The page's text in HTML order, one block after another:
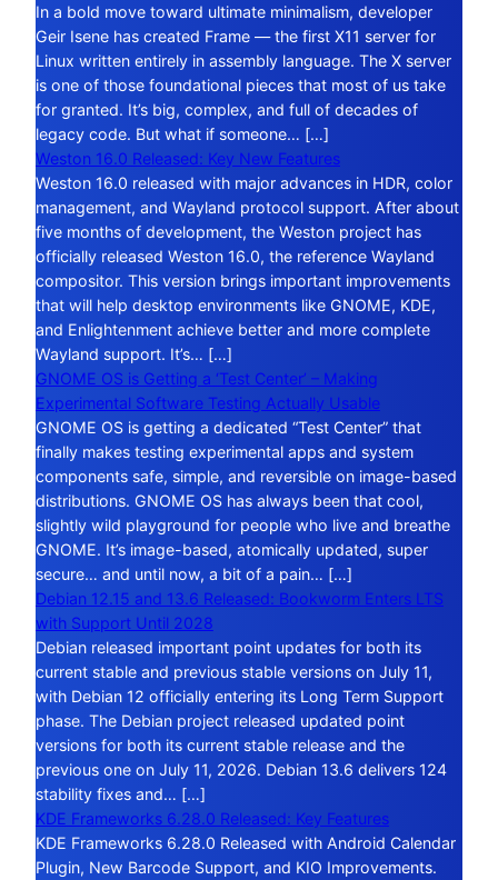
In a bold move toward ultimate minimalism, developer
Geir Isene has created Frame — the first X11 server for
Linux written entirely in assembly language. The X server
is one of those foundational pieces that most of us take
for granted. It’s big, complex, and full of decades of
legacy code. But what if someone… […]
Weston 16.0 Released: Key New Features
Weston 16.0 released with major advances in HDR, color
management, and Wayland protocol support. After about
five months of development, the Weston project has
officially released Weston 16.0, the reference Wayland
compositor. This version brings important improvements
that will help desktop environments like GNOME, KDE,
and Enlightenment achieve better and more complete
Wayland support. It’s… […]
GNOME OS is Getting a ‘Test Center’ – Making
Experimental Software Testing Actually Usable
GNOME OS is getting a dedicated “Test Center” that
finally makes testing experimental apps and system
components safe, simple, and reversible on image-based
distributions. GNOME OS has always been that cool,
slightly wild playground for people who live and breathe
GNOME. It’s image-based, atomically updated, super
secure… and until now, a bit of a pain… […]
Debian 12.15 and 13.6 Released: Bookworm Enters LTS
with Support Until 2028
Debian released important point updates for both its
current stable and previous stable versions on July 11,
with Debian 12 officially entering its Long Term Support
phase. The Debian project released updated point
versions for both its current stable release and the
previous one on July 11, 2026. Debian 13.6 delivers 124
stability fixes and… […]
KDE Frameworks 6.28.0 Released: Key Features
KDE Frameworks 6.28.0 Released with Android Calendar
Plugin, New Barcode Support, and KIO Improvements.